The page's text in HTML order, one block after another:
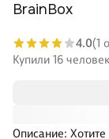
Описание:
BrainBoх
4.0(1
Купили 16 человек